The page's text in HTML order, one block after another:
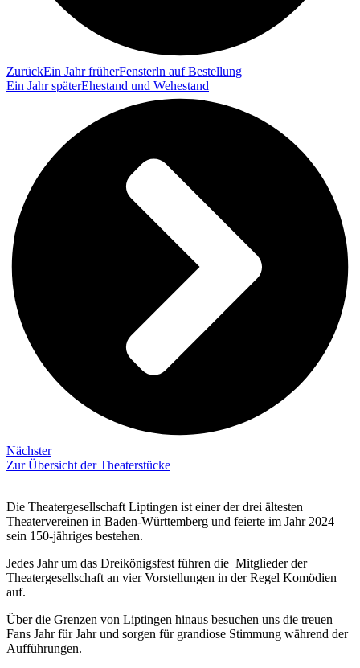
ZurückEin Jahr früherFensterln auf Bestellung
Ein Jahr späterEhestand und Wehestand
Nächster
Zur Übersicht der Theaterstücke
Die Theatergesellschaft Liptingen ist einer der drei ältesten
Theatervereinen in Baden-Württemberg und feierte im Jahr 2024
sein 150-jähriges bestehen.
Jedes Jahr um das Dreikönigsfest führen die Mitglieder der
Theatergesellschaft an vier Vorstellungen in der Regel Komödien
auf.
Über die Grenzen von Liptingen hinaus besuchen uns die treuen
Fans Jahr für Jahr und sorgen für grandiose Stimmung während der
Aufführungen.